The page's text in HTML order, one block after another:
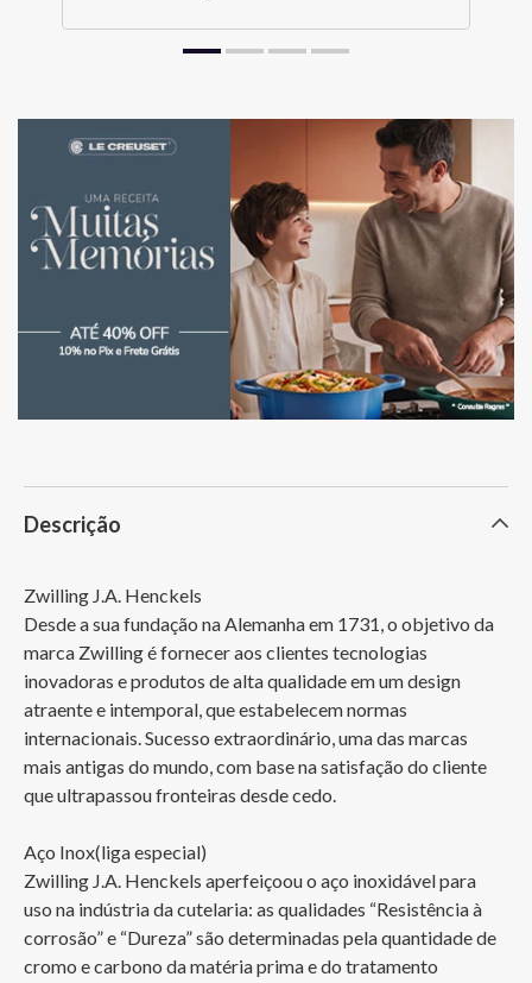
Descrição
Zwilling J.A. Henckels
Desde a sua fundação na Alemanha em 1731, o objetivo da
marca Zwilling é fornecer aos clientes tecnologias
inovadoras e produtos de alta qualidade em um design
atraente e intemporal, que estabelecem normas
internacionais. Sucesso extraordinário, uma das marcas
mais antigas do mundo, com base na satisfação do cliente
que ultrapassou fronteiras desde cedo.
Aço Inox(liga especial)
Zwilling J.A. Henckels aperfeiçoou o aço inoxidável para
uso na indústria da cutelaria: as qualidades “Resistência à
corrosão” e “Dureza” são determinadas pela quantidade de
cromo e carbono da matéria prima e do tratamento